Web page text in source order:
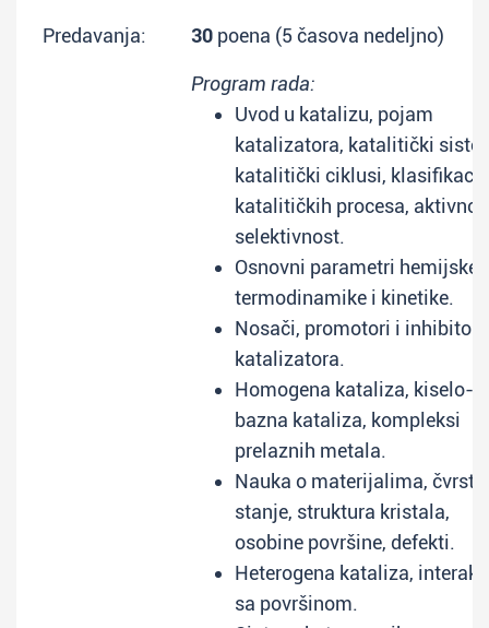
Predavanja: 30 poena (5 časova nedeljno)
Program rada:
Uvod u katalizu, pojam
katalizatora, katalitički
katalitički ciklusi,
katalitičkih procesa,
selektivnost.
Osnovni parametri hemijske
termodinamike i kinetike.
Nosači, promotori i inhibitori
katalizatora.
Homogena kataliza, kiselo-
bazna kataliza, kompleksi
prelaznih metala.
Nauka o materijalima, čvrsto
stanje, struktura kristala,
osobine površine, defekti.
Heterogena kataliza,
sa površinom.